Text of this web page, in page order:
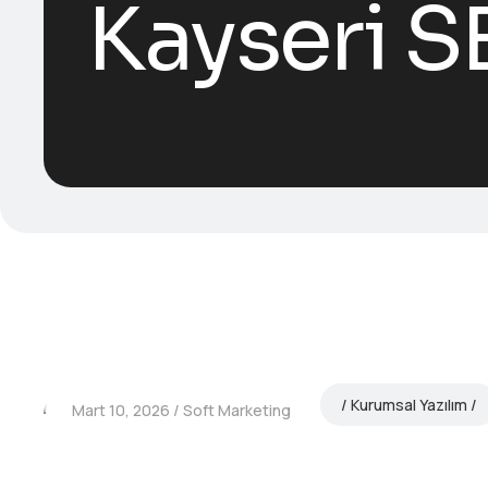
Kayseri
Mart 10, 2026 Soft Marketing Kurumsal Yazılım